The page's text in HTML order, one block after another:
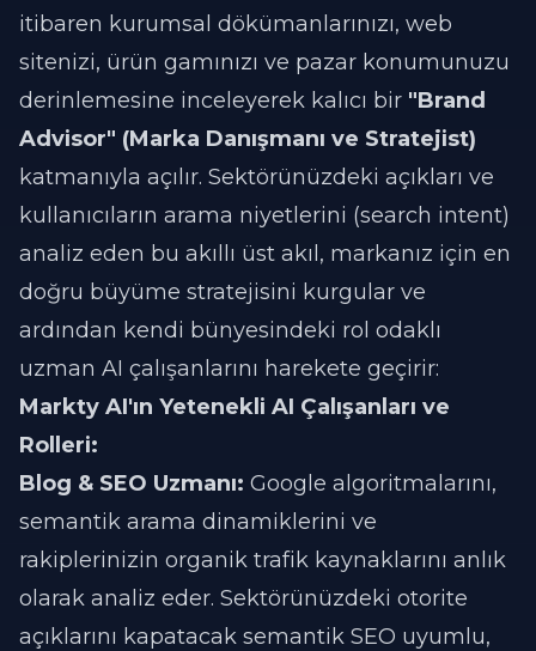
itibaren kurumsal dökümanlarınızı, web
sitenizi, ürün gamınızı ve pazar konumunuzu
derinlemesine inceleyerek kalıcı bir "Brand
Advisor" (Marka Danışmanı ve Stratejist)
katmanıyla açılır. Sektörünüzdeki açıkları ve
kullanıcıların arama niyetlerini (search intent)
analiz eden bu akıllı üst akıl, markanız için en
doğru büyüme stratejisini kurgular ve
ardından kendi bünyesindeki rol odaklı
uzman AI çalışanlarını harekete geçirir:
Markty AI'ın Yetenekli AI Çalışanları ve
Rolleri:
Blog & SEO Uzmanı: Google algoritmalarını,
semantik arama dinamiklerini ve
rakiplerinizin organik trafik kaynaklarını anlık
olarak analiz eder. Sektörünüzdeki otorite
açıklarını kapatacak semantik SEO uyumlu,